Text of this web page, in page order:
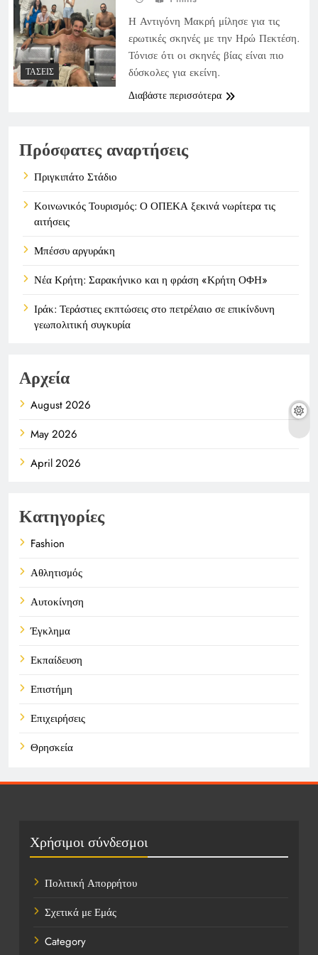
ΤΆΣΕΙΣ
Η Αντιγόνη Μακρή μίλησε για τις
ερωτικές σκηνές με την Ηρώ Πεκτέση.
Τόνισε ότι οι σκηνές βίας είναι πιο
δύσκολες για εκείνη.
Διαβάστε περισσότερα
Πρόσφατες αναρτήσεις
Πριγκιπάτο Στάδιο
Κοινωνικός Τουρισμός: Ο ΟΠΕΚΑ ξεκινά νωρίτερα τις
αιτήσεις
Μπέσσυ αργυράκη
Νέα Κρήτη: Σαρακήνικο και η φράση «Κρήτη ΟΦΗ»
Ιράκ: Τεράστιες εκπτώσεις στο πετρέλαιο σε επικίνδυνη
γεωπολιτική συγκυρία
Αρχεία
August 2026
May 2026
April 2026
Κατηγορίες
Fashion
Αθλητισμός
Αυτοκίνηση
Έγκλημα
Εκπαίδευση
Επιστήμη
Επιχειρήσεις
Θρησκεία
Πολιτική
Τοποθεσίες
Χρήσιμοι σύνδεσμοι
Πολιτική Απορρήτου
Σχετικά με Εμάς
Category